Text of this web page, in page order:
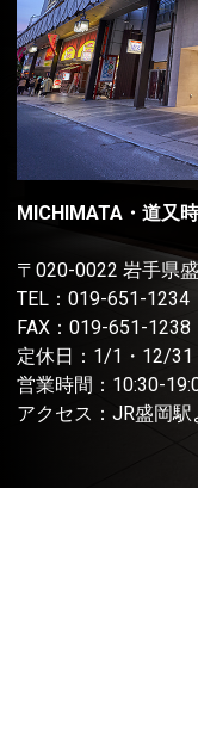
MICHIMATA・道又
〒020-0022 岩手県
TEL： 019-651-1234
FAX：019-651-1238
定休日：1/1・12/31
営業時間：10:30-
アクセス：JR盛岡